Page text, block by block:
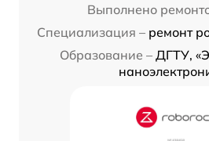
Выполнено
Специализация – ремонт
Образование – ДГТУ,